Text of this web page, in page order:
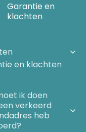
Garantie en
klachten
en klachten
ik doen
verkeerd
heb